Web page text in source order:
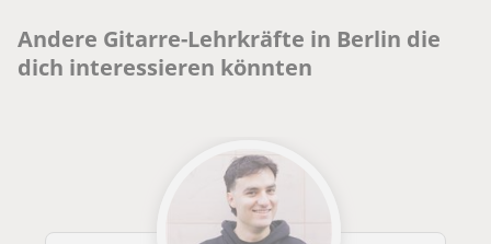
Andere Gitarre-Lehrkräfte in Berlin die
dich interessieren könnten